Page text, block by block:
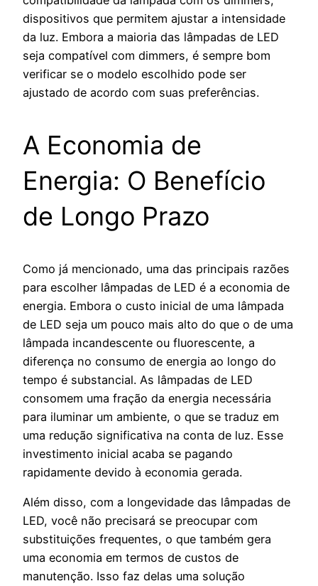
dispositivos que permitem ajustar a intensidade
da luz. Embora a maioria das lâmpadas de LED
seja compatível com dimmers, é sempre bom
verificar se o modelo escolhido pode ser
ajustado de acordo com suas preferências.
A Economia de
Energia: O Benefício
de Longo Prazo
Como já mencionado, uma das principais razões
para escolher lâmpadas de LED é a economia de
energia. Embora o custo inicial de uma lâmpada
de LED seja um pouco mais alto do que o de uma
lâmpada incandescente ou fluorescente, a
diferença no consumo de energia ao longo do
tempo é substancial. As lâmpadas de LED
consomem uma fração da energia necessária
para iluminar um ambiente, o que se traduz em
uma redução significativa na conta de luz. Esse
investimento inicial acaba se pagando
rapidamente devido à economia gerada.
Além disso, com a longevidade das lâmpadas de
LED, você não precisará se preocupar com
substituições frequentes, o que também gera
uma economia em termos de custos de
manutenção. Isso faz delas uma solução